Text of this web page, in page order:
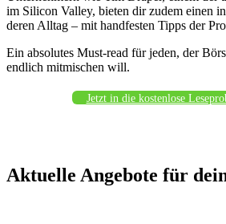
im Silicon Valley, bieten dir zudem einen
deren Alltag – mit handfesten Tipps der
Ein absolutes Must-read für jeden, der
endlich mitmischen will.
Jetzt in die kostenlose
Aktuelle Angebote für